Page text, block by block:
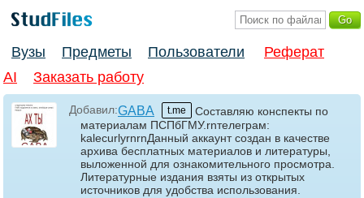
Вузы Предметы Пользователи
Реферат
AI
Заказать работу
Добавил:GABA t.me
Составляю конспекты по
материалам ПСПбГМУ.rnтелеграм:
kalecurlyrnrnДанный аккаунт создан в качестве
архива бесплатных материалов и литературы,
выложенной для ознакомительного просмотра.
Литературные издания взяты из открытых
источников для удобства использования.